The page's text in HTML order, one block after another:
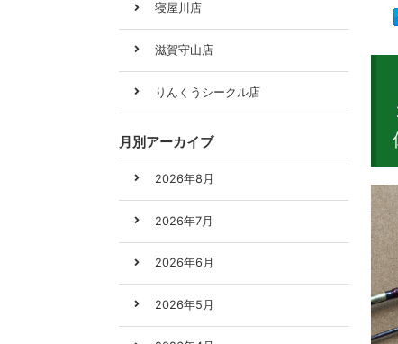
寝屋川店
滋賀守山店
りんくうシークル店
月別アーカイブ
2026年8月
2026年7月
2026年6月
2026年5月